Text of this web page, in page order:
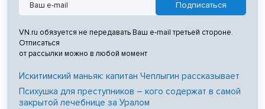
VN.ru обязуется не передавать Ваш e-mail третьей стороне.
Отписаться
от рассылки можно в любой момент
Искитимский маньяк: капитан Чеплыгин рассказывает
Психушка для преступников – кого содержат в самой
закрытой лечебнице за Уралом